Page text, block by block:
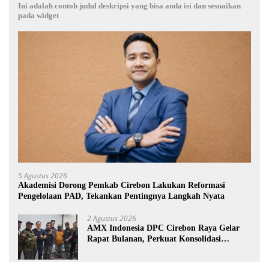
Ini adalah contoh judul deskripsi yang bisa anda isi dan sesuaikan
pada widget
5 Agustus 2026
Akademisi Dorong Pemkab Cirebon Lakukan Reformasi
Pengelolaan PAD, Tekankan Pentingnya Langkah Nyata
2 Agustus 2026
AMX Indonesia DPC Cirebon Raya Gelar
Rapat Bulanan, Perkuat Konsolidasi